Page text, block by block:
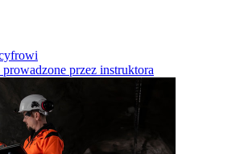
prowadzone przez instruktora